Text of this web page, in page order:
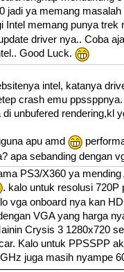
jadi ya memang
Intel memang punya trek
driver nya.. Coba
Good Luck.
intel, katanya
crash emu
unbufered rendering,kl
apu amd
apa sebanding dengan
PS3/X360 ya mending
. kalo untuk resolusi 720P
vga onboard nya kan
VGA yang harga
Crysis 3 1280x720
Kalo untuk PPSSPP
juga masih nyampe